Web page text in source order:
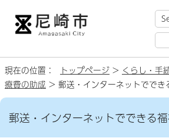
現在の位置： トップページ > くらし・手
療費の助成 > 郵送・インターネットででき
郵送・インターネットでできる